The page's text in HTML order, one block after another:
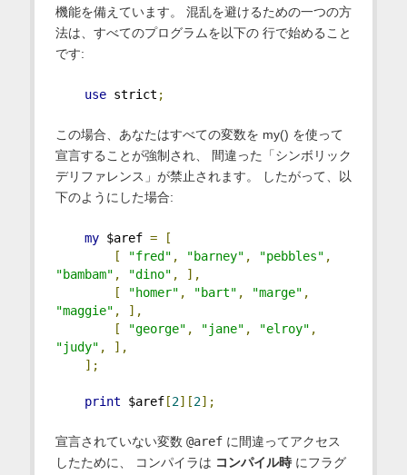
機能を備えています。 混乱を避けるための一つの方
法は、すべてのプログラムを以下の 行で始めること
です:
use strict ;
この場合、あなたはすべての変数を my() を使って
宣言することが強制され、 間違った「シンボリック
デリファレンス」が禁止されます。 したがって、以
下のようにした場合:
my $aref =
[
[
"fred" , "barney" , "pebbles" ,
"bambam" , "dino" ,
],
[
"homer" , "bart" , "marge" ,
"maggie" ,
],
[
"george" , "jane" , "elroy" ,
"judy" ,
],
];
print $aref[2][2];
宣言されていない変数 @arefに間違ってアクセス
したために、 コンパイラは コンパイル時にフラグ